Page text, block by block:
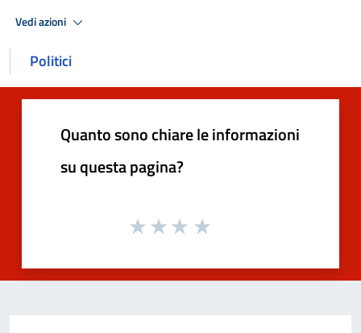
Vedi azioni
Politici
Quanto sono chiare le informazioni
su questa pagina?